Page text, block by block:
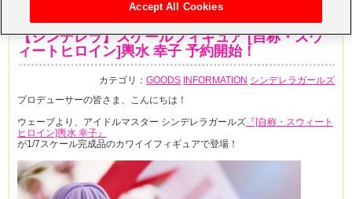
【シンデレラ】スケールフィギュア [自称・スウ
ィートヒロイン]輿水 幸子 予約開始！
カテゴリ：GOODS INFORMATION シンデレラガールズ
プロデューサーの皆さま、こんにちは！
ウェーブより、アイドルマスター シンデレラガールズ『[自称・スウィート
ヒロイン]輿水 幸子』
が1/7スケール完成品のカワイイフィギュアで登場！
Accept All Cookies